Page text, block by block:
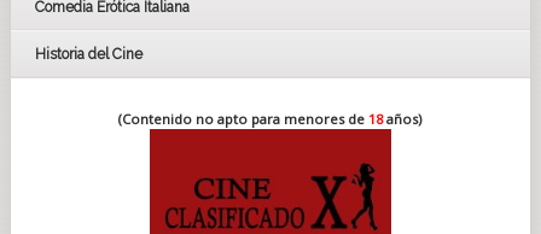
Comedia Erótica Italiana
Historia del Cine
(Contenido no apto para menores de 18años)